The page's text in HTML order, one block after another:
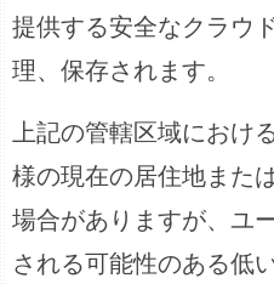
提供する安全なクラウ
理、保存されます。
上記の管轄区域におけ
様の現在の居住地また
場合がありますが、ユ
される可能性のある低